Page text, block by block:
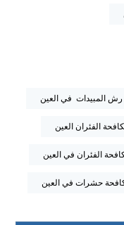
المبيدات في العين
الفئران العين
الفئران في العين
حشرات في العين